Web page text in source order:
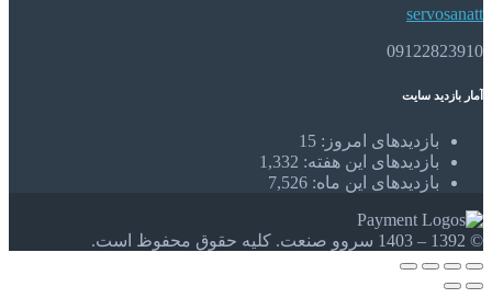
servosanatt
09122823910
آمار بازدید سایت
بازدیدهای امروز: 15
بازدیدهای این هفته: 1,332
بازدیدهای این ماه: 7,526
© 1392 – 1403 سروو صنعت. کلیه حقوق محفوظ است.